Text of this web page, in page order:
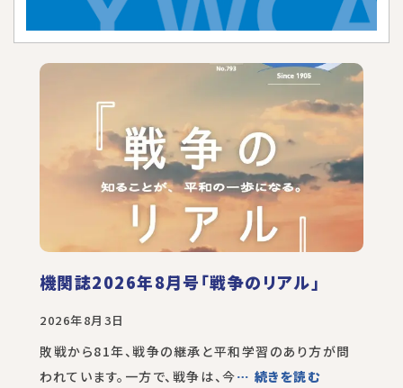
機関誌2026年8月号「戦争のリアル」
2026年8月3日
敗戦から81年、戦争の継承と平和学習のあり方が問
われています。一方で、戦争は、今… 続きを読む